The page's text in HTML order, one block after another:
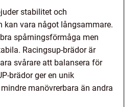
stabilitet och
kan vara något långsammare.
spårningsförmåga men
Racingsup-brädor är
svårare att balansera för
brädor ger en unik
manövrerbara än andra